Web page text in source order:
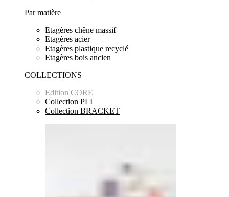
Par matière
Etagères chêne massif
Etagères acier
Etagères plastique recyclé
Etagères bois ancien
COLLECTIONS
Edition CORE
Collection PLI
Collection BRACKET